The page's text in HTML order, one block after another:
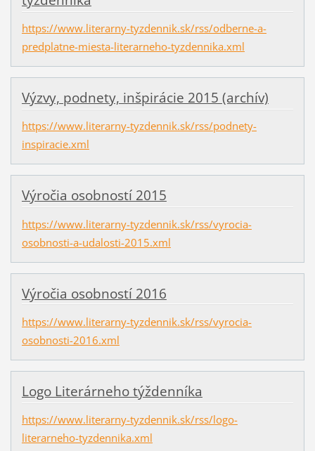
https://www.literarny-tyzdennik.sk/rss/odberne-a-
predplatne-miesta-literarneho-tyzdennika.xml
Výzvy, podnety, inšpirácie 2015 (archív)
https://www.literarny-tyzdennik.sk/rss/podnety-
inspiracie.xml
Výročia osobností 2015
https://www.literarny-tyzdennik.sk/rss/vyrocia-
osobnosti-a-udalosti-2015.xml
Výročia osobností 2016
https://www.literarny-tyzdennik.sk/rss/vyrocia-
osobnosti-2016.xml
Logo Literárneho týždenníka
https://www.literarny-tyzdennik.sk/rss/logo-
literarneho-tyzdennika.xml